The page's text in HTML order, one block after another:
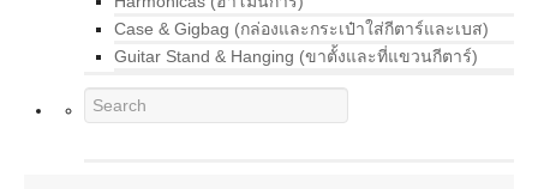
Case & Gigbag (กล่องและกระเป๋าใส่กีตาร์และเบส)
Guitar Stand & Hanging (ขาตั้งและที่แขวนกีตาร์)